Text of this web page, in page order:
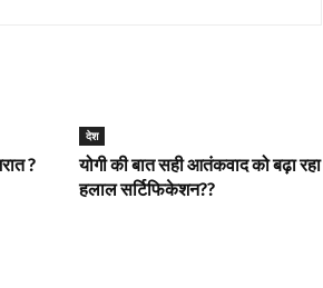
?
देश
योगी की बात सही आतंकवाद को बढ़ा रहा
हलाल सर्टिफिकेशन??